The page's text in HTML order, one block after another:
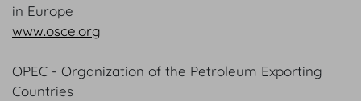
in Europe
www.osce.org
OPEC - Organization of the Petroleum Exporting
Countries